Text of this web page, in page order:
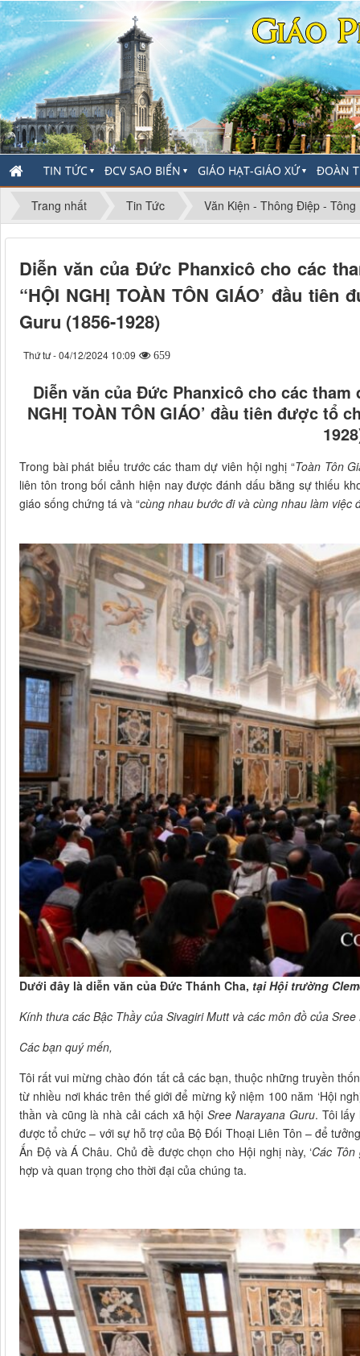
TIN TỨC ▼ ĐCV SAO BIỂN ▼ GIÁO HẠT-GIÁO XỨ▼ ĐOÀN
Trang nhất Tin Tức Văn Kiện - Thông Điệp - Tông
Diễn văn của Đức Phanxicô cho các
“HỘI NGHỊ TOÀN TÔN GIÁO’ đầu
Guru (1856-1928)
Thứ tư - 04/12/2024 10:09 659
Diễn văn của Đức Phanxicô cho các
NGHỊ TOÀN TÔN GIÁO’ đầu tiên được tổ
Trong bài phát biểu trước các tham dự viên hội nghị “Toàn Tôn
liên tôn trong bối cảnh hiện nay được đánh dấu bằng sự thiếu
giáo sống chứng tá và “cùng nhau bước đi và cùng nhau làm việc
Dưới đây là diễn văn của Đức Thánh Cha, tại Hội trường
Kính thưa các Bậc Thầy của Sivagiri Mutt và các môn đồ của
Các bạn quý mến,
Tôi rất vui mừng chào đón tất cả các bạn, thuộc những truyền
từ nhiều nơi khác trên thế giới để mừng kỷ niệm 100 năm ‘Hội
thần và cũng là nhà cải cách xã hộiSree Narayana Guru. Tôi lấy
được tổ chức – với sự hỗ trợ của Bộ Đối Thoại Liên Tôn – để
Ấn Độ và Á Châu. Chủ đề được chọn cho Hội nghị này, ‘Các
hợp và quan trọng cho thời đại của chúng ta.